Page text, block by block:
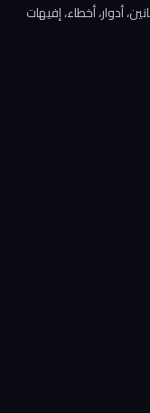
أدوار، أخطاء، إفيهات